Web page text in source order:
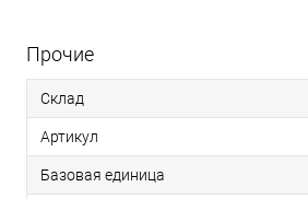
Прочие
Склад
Артикул
Базовая единица